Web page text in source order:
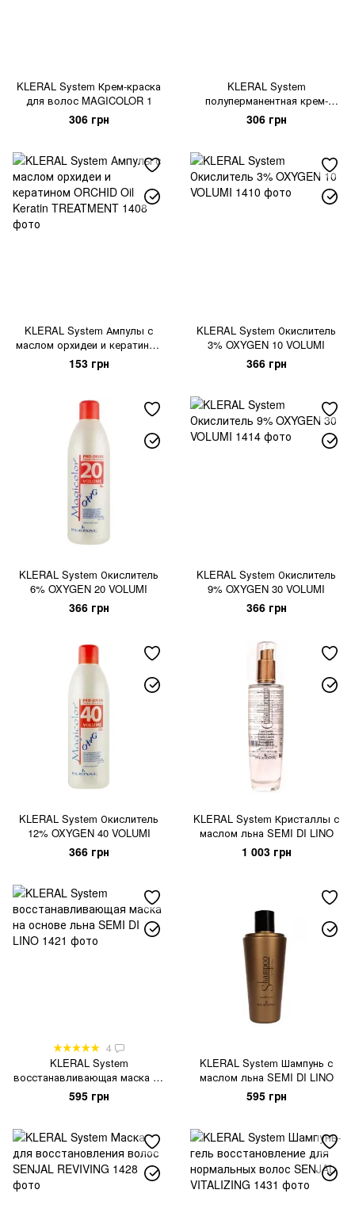
KLERAL System Крем-краска
для волос MAGICOLOR 1
306 грн
KLERAL System
полуперманентная крем-
краска для волос MILK
COLOR 1.0
306 грн
KLERAL System Ампулы с
маслом орхидеи и кератином
ORCHID Oil Keratin
TREATMENT
153 грн
KLERAL System Окислитель
3% OXYGEN 10 VOLUMI
366 грн
KLERAL System Окислитель
6% OXYGEN 20 VOLUMI
366 грн
KLERAL System Окислитель
9% OXYGEN 30 VOLUMI
366 грн
KLERAL System Окислитель
12% OXYGEN 40 VOLUMI
366 грн
KLERAL System Кристаллы с
маслом льна SEMI DI LINO
1 003 грн
4
KLERAL System
восстанавливающая маска на
основе льна SEMI DI LINO
595 грн
KLERAL System Шампунь с
маслом льна SEMI DI LINO
595 грн